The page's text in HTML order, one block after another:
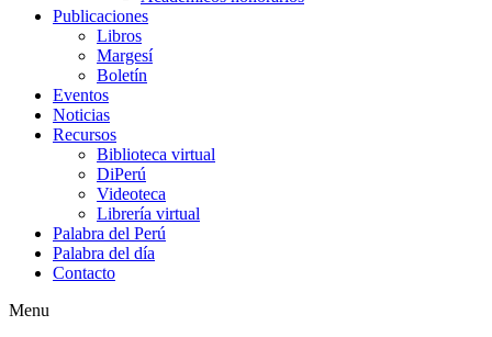
Publicaciones
Libros
Margesí
Boletín
Eventos
Noticias
Recursos
Biblioteca virtual
DiPerú
Videoteca
Librería virtual
Palabra del Perú
Palabra del día
Contacto
Menu